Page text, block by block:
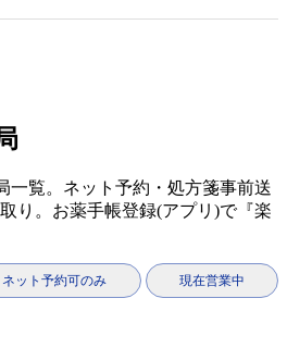
一覧。ネット予約・処方箋事前送
り。お薬手帳登録(アプリ)で『楽
ネット予約可のみ 現在営業中